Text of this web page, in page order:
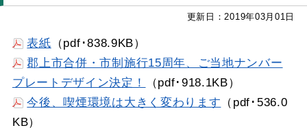
更新日：2019年03月01日
表紙 （pdf･838.9KB）
郡上市合併・市制施行15周年、ご当地ナンバー
プレートデザイン決定！
（pdf･918.1KB）
今後、喫煙環境は大きく変わります （pdf･536.0
KB）